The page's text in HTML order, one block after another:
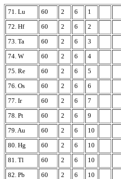
71. Lu 60 2 6 1
72. Hf
60 2 6 2
73. Ta
60 2 6 3
74. W
60 2 6 4
75. Re
60 2 6 5
76. Os
60 2 6 6
77. Ir
60 2 6 7
78. Pt
60 2 6 9
79. Au
60 2 6 10
80. Hg
60 2 6 10
81. Tl
60 2 6 10
82. Pb
60 2 6 10